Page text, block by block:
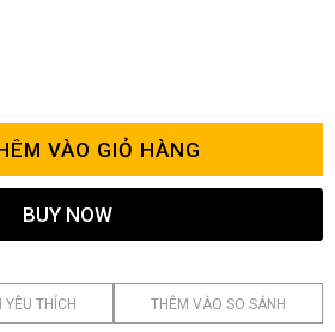
VÀO GIỎ HÀNG
BUY NOW
THÍCH THÊM VÀO SO SÁNH